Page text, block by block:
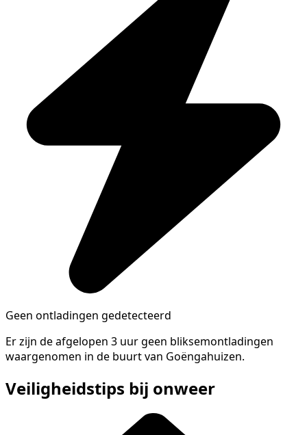
Geen ontladingen gedetecteerd
Er zijn de afgelopen 3 uur geen bliksemontladingen
waargenomen in de buurt van Goëngahuizen.
Veiligheidstips bij onweer